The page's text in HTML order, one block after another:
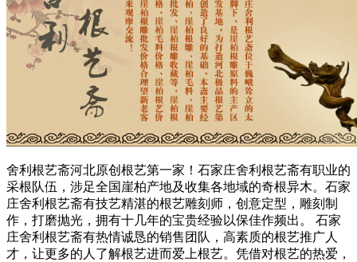
舍利根艺斋河北原创根艺第一家！石家庄舍利根艺斋有职业的
采根队伍，涉足全国崖柏产地及收集各地域的奇根异木。石家
庄舍利根艺斋有技艺精湛的根艺雕刻师，创意定型，雕刻制
作，打磨抛光，拥有十几年的宝贵经验以保佳作频出。 石家
庄舍利根艺斋有热情诚恳的销售团队，高素质的根艺推广人
才，让更多的人了解根艺进而爱上根艺。凭借对根艺的热爱，